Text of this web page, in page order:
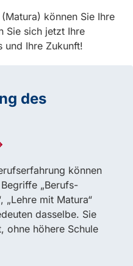
können Sie Ihre
Sie sich jetzt Ihre
und Ihre Zukunft!
des
können
„Berufs-
„Lehre mit Matura“
dasselbe. Sie
ohne höhere Schule